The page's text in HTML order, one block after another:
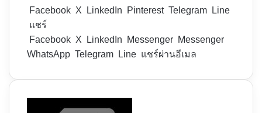
Facebook X LinkedIn Pinterest Telegram
Line
แชร์
Facebook X LinkedIn Messenger Messenger
WhatsApp Telegram Line แชร์ผ่านอีเมล